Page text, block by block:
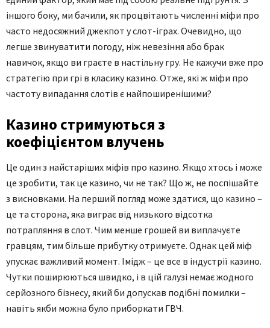
іншого боку, ми бачили, як процвітають численні міфи про
часто недосяжний джекпот у слот-іграх. Очевидно, що
легше звинуватити погоду, ніж невезіння або брак
навичок, якщо ви граєте в настільну гру. Не кажучи вже про
стратегію при грі в класику казино. Отже, які ж міфи про
частоту випадання слотів є найпоширенішими?
Казино стримуються з
коефіцієнтом влучень
Це один з найстаріших міфів про казино. Якщо хтось і може
це зробити, так це казино, чи не так? Що ж, не поспішайте
з висновками. На перший погляд може здатися, що казино –
це та сторона, яка виграє від низького відсотка
потрапляння в слот. Чим менше грошей ви виплачуєте
гравцям, тим більше прибутку отримуєте. Однак цей міф
упускає важливий момент. Імідж – це все в індустрії казино.
Чутки поширюються швидко, і в цій галузі немає жодного
серйозного бізнесу, який би допускав подібні помилки –
навіть якби можна було приборкати ГВЧ.